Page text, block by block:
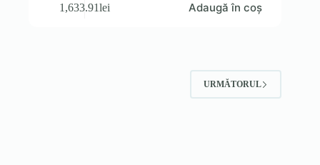
1,633.91lei Adaugă în coș
URMĂTORUL